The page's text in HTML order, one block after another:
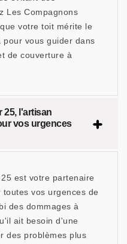
Les Compagnons
votre toit mérite le
pour vous guider dans
de couverture à
25, l'artisan
vos urgences
est votre partenaire
vos urgences de
des dommages à
ait besoin d'une
des problèmes plus